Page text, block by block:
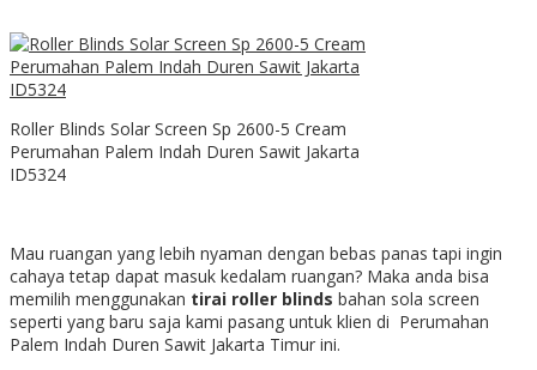
Roller Blinds Solar Screen Sp 2600-5 Cream
Perumahan Palem Indah Duren Sawit Jakarta
ID5324
Mau ruangan yang lebih nyaman dengan bebas panas tapi ingin
cahaya tetap dapat masuk kedalam ruangan? Maka anda bisa
memilih menggunakan tirai roller blinds bahan sola screen
seperti yang baru saja kami pasang untuk klien di Perumahan
Palem Indah Duren Sawit Jakarta Timur ini.